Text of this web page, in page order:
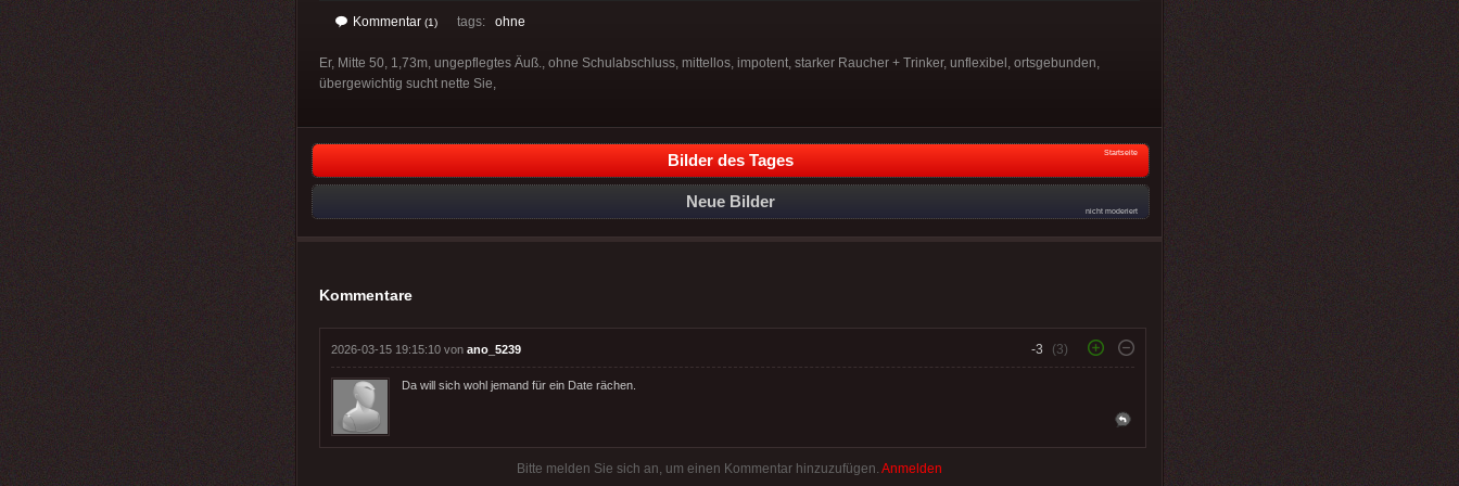
Kommentar (1) tags: ohne
Er, Mitte 50, 1,73m, ungepflegtes Äuß., ohne Schulabschluss, mittellos, impotent, starker Raucher + Trinker, unflexibel, ortsgebunden,
übergewichtig sucht nette Sie,
Bilder des Tages Startseite
Neue Bilder
nicht moderiert
Kommentare
2026-03-15 19:15:10 von ano_5239 -3 (3)
Da will sich wohl jemand für ein Date rächen.
Bitte melden Sie sich an, um einen Kommentar hinzuzufügen. Anmelden